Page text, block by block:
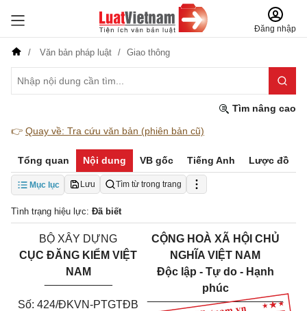
Đăng nhập
Văn bản pháp luật Giao thông
Tìm nâng cao
👉 Quay về: Tra cứu văn bản (phiên bản cũ)
Tổng quan Nội dung VB gốc Tiếng Anh Lược đồ
Mục lục Lưu Tìm từ trong trang
Tình trạng hiệu lực: Đã biết
BỘ XÂY DỰNG
CỤC ĐĂNG KIỂM VIỆT
NAM
Số: 424/ĐKVN-PTGTĐB
CỘNG HOÀ XÃ HỘI CHỦ
NGHĨA VIỆT NAM
Độc lập - Tự do - Hạnh
phúc
______________________